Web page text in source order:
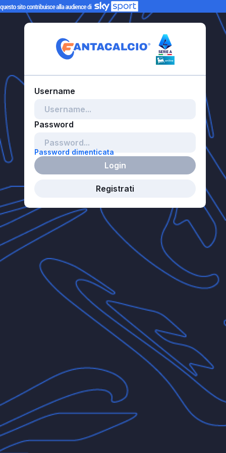
Password dimenticata
Login
Registrati